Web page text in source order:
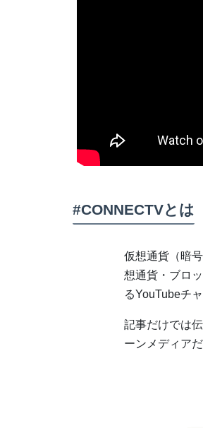
#CONNECTVとは
仮想通貨（暗
想通貨・ブロ
るYouTubeチ
記事だけでは
ーンメディア